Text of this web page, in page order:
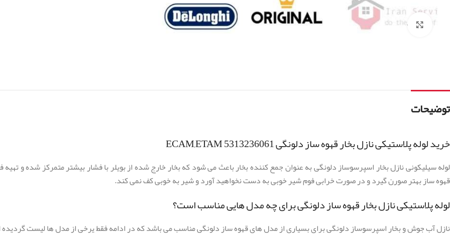
برای بزرگنمایی کلیک کنید
توضیحات
خرید لوله پلاستیکی نازل بخار قهوه ساز دلونگی ECAM,ETAM 5313236061
لوله سیلیکونی نازل بخار اسپرسوساز دلونگی به عنوان جمع کننده بخار باعث می شود که بخار خارج شده از بویلر با فشار بیشتر متمرکز شده و تهیه
قهوه ساز بهتر صورن گیرد و در صورت خرابی فوم شیر خوبی به دست نخواهید آورد و شیر به خوبی کف نمی کند.
لوله پلاستیکی نازل بخار قهوه ساز دلونگی برای چه مدل هایی مناسب است؟
نازل آب جوش و بخار اسپرسوساز دلونگی برای بسیاری از مدل های قهوه ساز دلونگی مناسب می باشد که در ادامه فقط یرخی از مدل ها لیست